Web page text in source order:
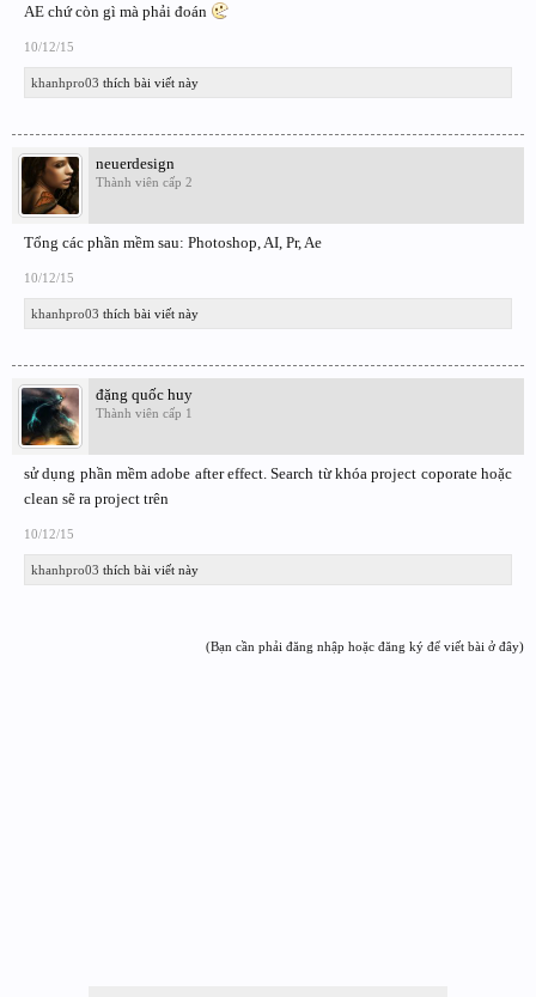
AE chứ còn gì mà phải đoán
10/12/15
khanhpro03 thích bài viết này
neuerdesign
Thành viên cấp 2
Tổng các phần mềm sau: Photoshop, AI, Pr, Ae
10/12/15
khanhpro03 thích bài viết này
đặng quốc huy
Thành viên cấp 1
sử dụng phần mềm adobe after effect. Search từ khóa project coporate hoặc
clean sẽ ra project trên
10/12/15
khanhpro03 thích bài viết này
(Bạn cần phải đăng nhập hoặc đăng ký để viết bài ở đây)